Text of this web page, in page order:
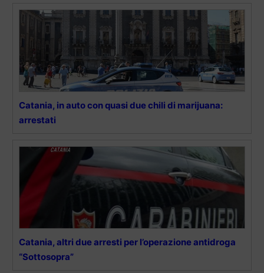
Catania, in auto con quasi due chili di marijuana:
arrestati
Catania, altri due arresti per l’operazione antidroga
“Sottosopra”